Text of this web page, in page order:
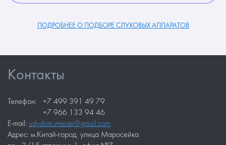
ПОДРОБНЕЕ О ПОДБОРЕ СЛУХОВЫХ АППАРАТОВ
Контакты
Телефон:
+7 499 391 49 79
+7 966 133 94 46
E-mail: uslyshim.vmeste@gmail.com
Адрес: м.Китай-город, улица Маросейка